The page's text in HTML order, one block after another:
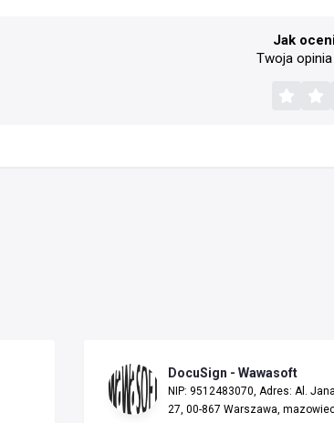
Jak
Twoja
DocuSign - Wawasoft
NIP: 9512483070, Adres: Al. Jana
27, 00-867 Warszawa,